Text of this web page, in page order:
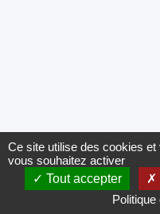
Ce site utilise des cookies
vous souhaitez activer
Tout accepter
Politique